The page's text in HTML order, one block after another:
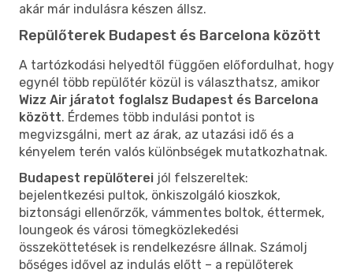
akár már indulásra készen állsz.
Repülőterek Budapest és Barcelona között
A tartózkodási helyedtől függően előfordulhat, hogy
egynél több repülőtér közül is választhatsz, amikor
Wizz Air járatot foglalsz Budapest és Barcelona
között. Érdemes több indulási pontot is
megvizsgálni, mert az árak, az utazási idő és a
kényelem terén valós különbségek mutatkozhatnak.
Budapest repülőterei jól felszereltek:
bejelentkezési pultok, önkiszolgáló kioszkok,
biztonsági ellenőrzők, vámmentes boltok, éttermek,
loungeok és városi tömegközlekedési
összeköttetések is rendelkezésre állnak. Számolj
bőséges idővel az indulás előtt – a repülőterek